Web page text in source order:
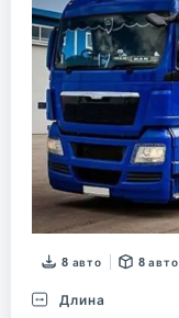
8 авто 8 авто
Длина